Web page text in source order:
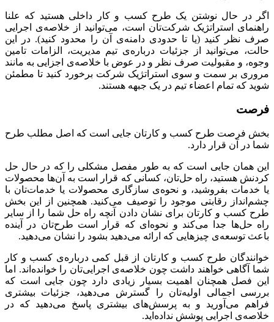
اگر در حال نوشتن یک طرح کسب و کار داخلی هستید که علنا
راهنمای استراتژیک شرکت‌تان است، می‌توانید از خلاصه‌ی اجرایی
صرف نظر کنید (یا تا حدودی دامنه‌ی آن را محدود کنید). در این
حالت، می‌توانید از جزئیات درباره‌ی تیم مدیریت، الزامات تامین
وجوه، و مقبولیت صرف نظر و در عوض با خلاصه‌ی اجزایی به مانند
مروری بر سمت و سوی استراتژیک شرکت برخورد کنید تا مطمئن
شوید که تمام اعضاء تیم در یک جبهه هستند.
فرصت
بخش فرصت طرح کسب و کارتان جایی است که اصل مطلب طرح
شما در آن قرار دارد.
این همان جایی است که به طور مفصل مشکلی را که در حال حل
کردنش هستید، راه‌ حل‌تان، کسانی که قرار است به آن‌ها محصولات
یا خدمات بفروشید، و نحوه‌ی سازگاری محصولات یا خدمات‌تان با
چشم‌انداز رقابتی موجود را توصیف می‌کنید. همچنین از این بخش
طرح کسب و کارتان برای نشان دادن آنچه راه حل شما را از سایر
راه حل‌ها جدا می‌کند و نحوه‌ای که قرار است طرح‌تان در آینده
باعث توسعه‌ی چیزهایی که ارائه می‌دهید بشود را نشان می‌دهید.
خوانندگان طرح کسب و کارتان از قبل کمی درباره‌ی کسب و کار
شما آگاهی خواهند داشت چون خلاصه‌ی اجرایی‌تان را خوانده‌اند. اما
این فصل همچنان اهمیت بسیار زیادی دارد چون جایی است که
بررسی اجمالی اولیه‌تان را گسترش می‌دهید، جزئیات بیشتری
فراهم می‌آورید و به پرسش‌های بیشتری پاسخ می‌دهید که در
خلاصه‌ی اجرایی پوشش نداده‌اید.